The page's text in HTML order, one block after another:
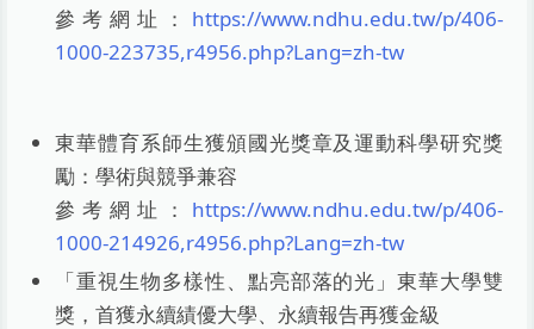
參考網址： https://www.ndhu.edu.tw/p/406-
1000-223735,r4956.php?Lang=zh-tw
東華體育系師生獲頒國光獎章及運動科學研究獎
勵：學術與競爭兼容
參考網址： https://www.ndhu.edu.tw/p/406-
1000-214926,r4956.php?Lang=zh-tw
「重視生物多樣性、點亮部落的光」東華大學雙
獎，首獲永續績優大學、永續報告再獲金級